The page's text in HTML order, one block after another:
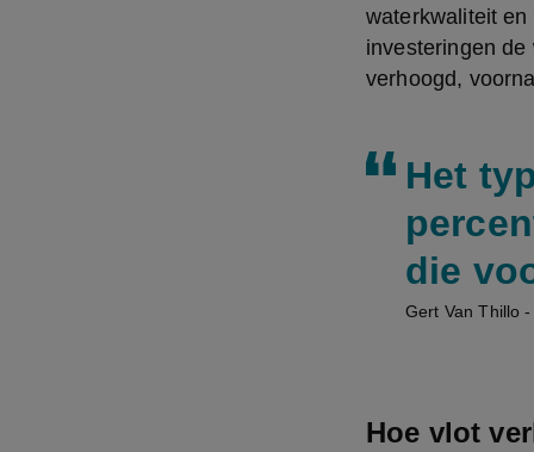
waterkwaliteit
investeringen de
verhoogd,
Het
die
Gert Van Thillo
Hoe vlot